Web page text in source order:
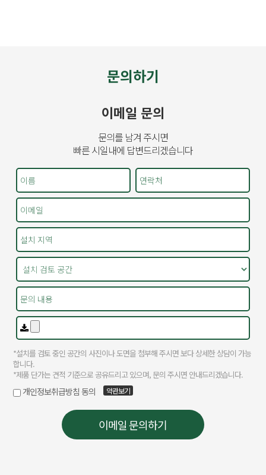
문의하기
이메일 문의
문의를 남겨 주시면
빠른 시일내에 답변드리겠습니다